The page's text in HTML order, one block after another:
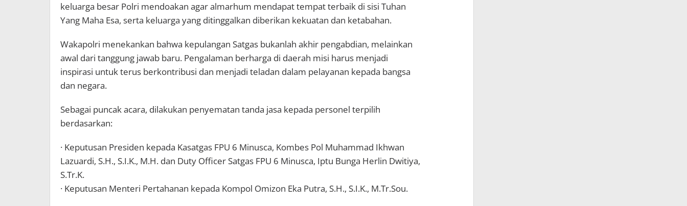
keluarga besar Polri mendoakan agar almarhum mendapat tempat terbaik di sisi Tuhan
Yang Maha Esa, serta keluarga yang ditinggalkan diberikan kekuatan dan ketabahan.
Wakapolri menekankan bahwa kepulangan Satgas bukanlah akhir pengabdian, melainkan
awal dari tanggung jawab baru. Pengalaman berharga di daerah misi harus menjadi
inspirasi untuk terus berkontribusi dan menjadi teladan dalam pelayanan kepada bangsa
dan negara.
Sebagai puncak acara, dilakukan penyematan tanda jasa kepada personel terpilih
berdasarkan:
· Keputusan Presiden kepada Kasatgas FPU 6 Minusca, Kombes Pol Muhammad Ikhwan
Lazuardi, S.H., S.I.K., M.H. dan Duty Officer Satgas FPU 6 Minusca, Iptu Bunga Herlin Dwitiya,
S.Tr.K.
· Keputusan Menteri Pertahanan kepada Kompol Omizon Eka Putra, S.H., S.I.K., M.Tr.Sou.